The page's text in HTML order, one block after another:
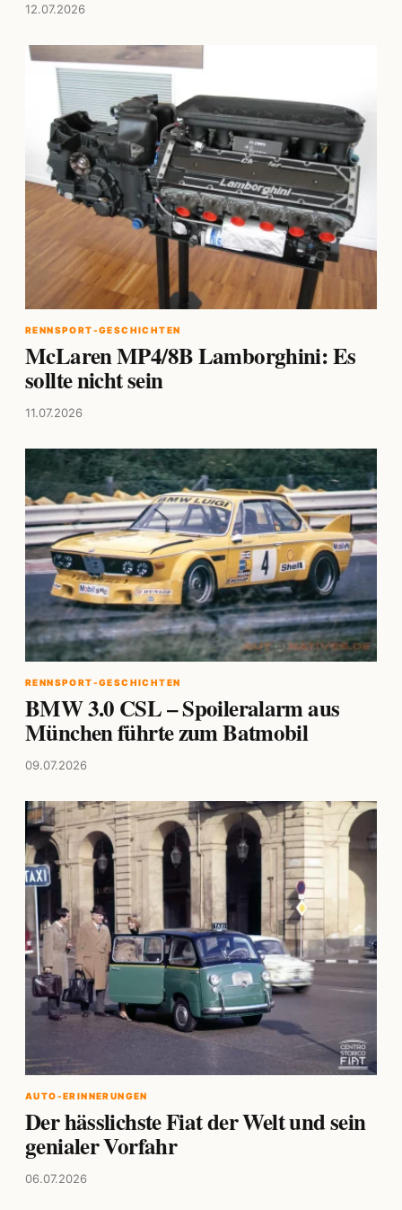
12.07.2026
RENNSPORT-GESCHICHTEN
McLaren MP4/8B Lamborghini: Es
sollte nicht sein
11.07.2026
RENNSPORT-GESCHICHTEN
BMW 3.0 CSL – Spoileralarm aus
München führte zum Batmobil
09.07.2026
AUTO-ERINNERUNGEN
Der hässlichste Fiat der Welt und sein
genialer Vorfahr
06.07.2026